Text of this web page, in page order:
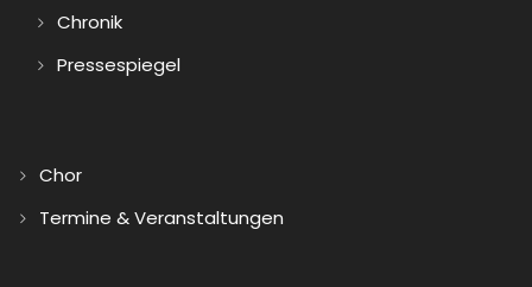
Chronik
Pressespiegel
Chor
Termine & Veranstaltungen